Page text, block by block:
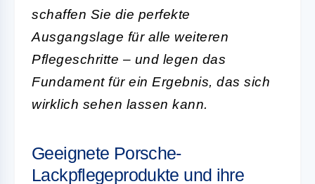
schaffen Sie die perfekte
Ausgangslage für alle weiteren
Pflegeschritte – und legen das
Fundament für ein Ergebnis, das sich
wirklich sehen lassen kann.
Geeignete Porsche-
Lackpflegeprodukte und ihre